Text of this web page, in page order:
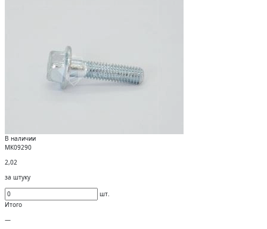
В наличии
МК09290
2,02
за штуку
шт.
Итого
—